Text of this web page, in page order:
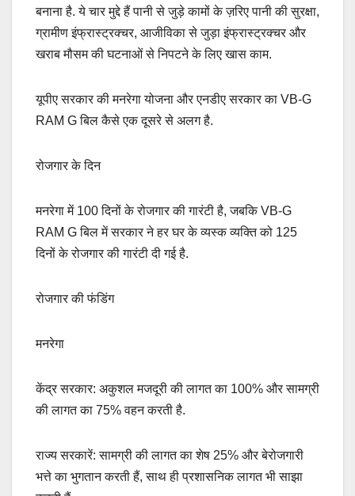
बनाना है. ये चार मुद्दे हैं पानी से जुड़े कामों के ज़रिए पानी की सुरक्षा,
ग्रामीण इंफ्रास्ट्रक्चर, आजीविका से जुड़ा इंफ्रास्ट्रक्चर और
खराब मौसम की घटनाओं से निपटने के लिए खास काम.
यूपीए सरकार की मनरेगा योजना और एनडीए सरकार का VB-G
RAM G बिल कैसे एक दूसरे से अलग है.
रोजगार के दिन
मनरेगा में 100 दिनों के रोजगार की गारंटी है, जबकि VB-G
RAM G बिल में सरकार ने हर घर के व्यस्क व्यक्ति को 125
दिनों के रोजगार की गारंटी दी गई है.
रोजगार की फंडिंग
मनरेगा
केंद्र सरकार: अकुशल मजदूरी की लागत का 100% और सामग्री
की लागत का 75% वहन करती है.
राज्य सरकारें: सामग्री की लागत का शेष 25% और बेरोजगारी
भत्ते का भुगतान करती हैं, साथ ही प्रशासनिक लागत भी साझा